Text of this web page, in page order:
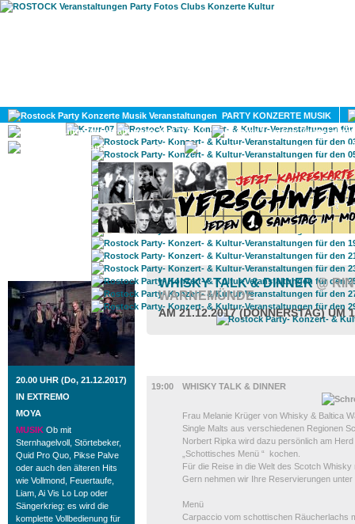
PARTY KONZERTE MUSIK
KULTUR
GAY
ROSTOCK TAGESTIPP
20.00 UHR (Do, 21.12.2017)
IN EXTREMO
MOYA
MUSIK Ob mit
Sternhagelvoll, Störtebeker,
Quid Pro Quo, Pikse Palve
oder auch den älteren Hits
wie Vollmond, Feuertaufe,
Liam, Ai Vis Lo Lop oder
Sängerkrieg: es wird die
komplette Vollbedienung für
WHISKY TALK & DINNER@
WARNEMÜNDE
AM 21.12.2017 (DONNERSTAG) UM
19:00
WHISKY TALK & DINNER
Frau Melanie Krüger von Whisky & Baltica
Single Malts aus verschiedenen Regionen
Norbert Ripka wird dazu persönlich am
„Schottisches Menü “ kochen.
Für die Reise in die Welt des Scotch
Gern nehmen wir Ihre Reservierungen
Menü
Carpaccio vom schottischen Räucherlachs